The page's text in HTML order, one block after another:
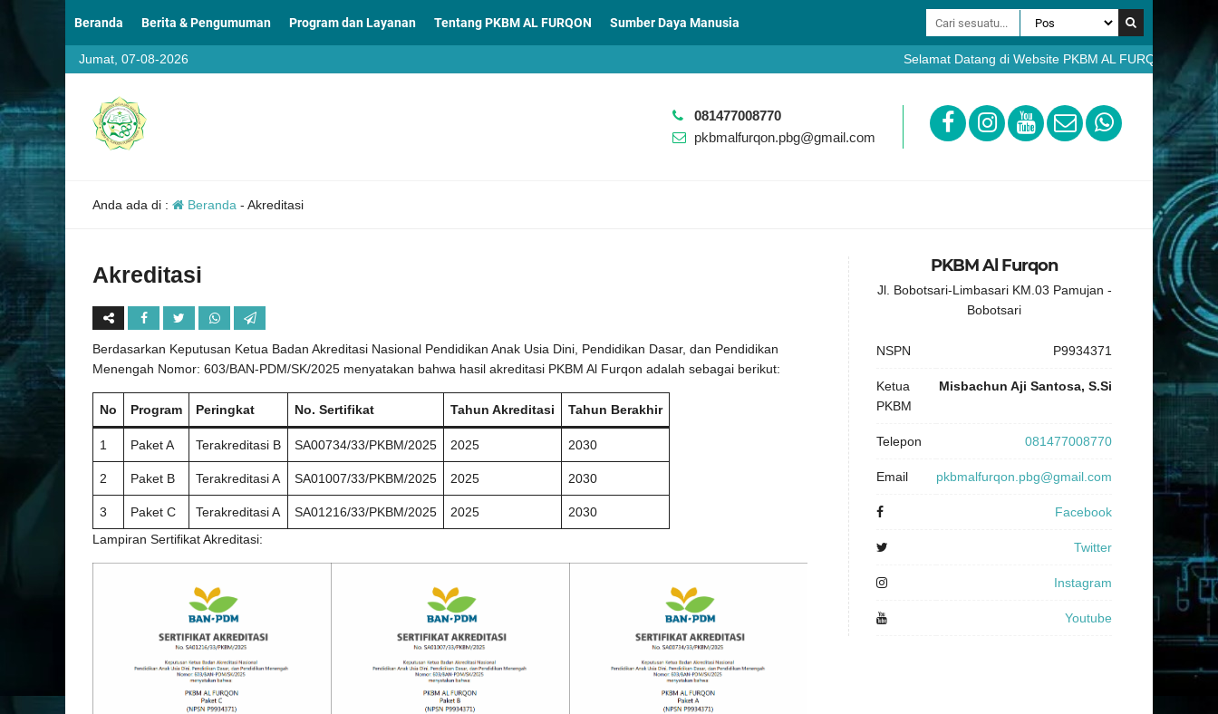
Beranda Berita & Pengumuman Program dan Layanan Tentang PKBM AL FURQON Sumber Daya Manusia
Jumat, 07-08-2026
Selamat Datang di Website PKBM AL FURQON
https://ppdb.pkbmalfurqon.sch.id
081477008770
pkbmalfurqon.pbg@gmail.com
Anda ada di : Beranda - Akreditasi
Akreditasi
Berdasarkan Keputusan Ketua Badan Akreditasi Nasional Pendidikan Anak Usia Dini, Pendidikan Dasar, dan Pendidikan
Menengah Nomor: 603/BAN-PDM/SK/2025 menyatakan bahwa hasil akreditasi PKBM Al Furqon adalah sebagai berikut:
No Program Peringkat No. Sertifikat Tahun Akreditasi Tahun Berakhir
1 Paket A Terakreditasi B SA00734/33/PKBM/2025 2025 2030
2 Paket B Terakreditasi A SA01007/33/PKBM/2025 2025 2030
3 Paket C Terakreditasi A SA01216/33/PKBM/2025 2025
2030
Lampiran Sertifikat Akreditasi:
PKBM Al Furqon
Jl. Bobotsari-Limbasari KM.03 Pamujan -
Bobotsari
NSPN P9934371
Ketua
PKBM
Misbachun Aji Santosa, S.Si
Telepon 081477008770
Email pkbmalfurqon.pbg@gmail.com
Facebook
Twitter
Instagram
Youtube